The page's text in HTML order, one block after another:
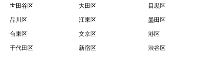
１２.「キャンセル」とは、賃貸借契約締結後から契約期間
開始日前までに、利用者が賃貸借契約を解除することを意
味します。
１３.「中途解約」とは、賃貸借契約期間の途中で、利用者
世田谷区 大田区 目黒区
品川区 江東区 墨田区
台東区 文京区 港区
千代田区 新宿区 渋谷区